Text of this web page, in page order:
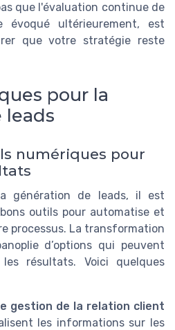
que l'évaluation continue de
évoqué ultérieurement, est
que votre stratégie reste
pour la
leads
numériques pour
génération de leads, il est
outils pour automatise et
processus. La transformation
d’options qui peuvent
résultats. Voici quelques
gestion de la relation client
les informations sur les